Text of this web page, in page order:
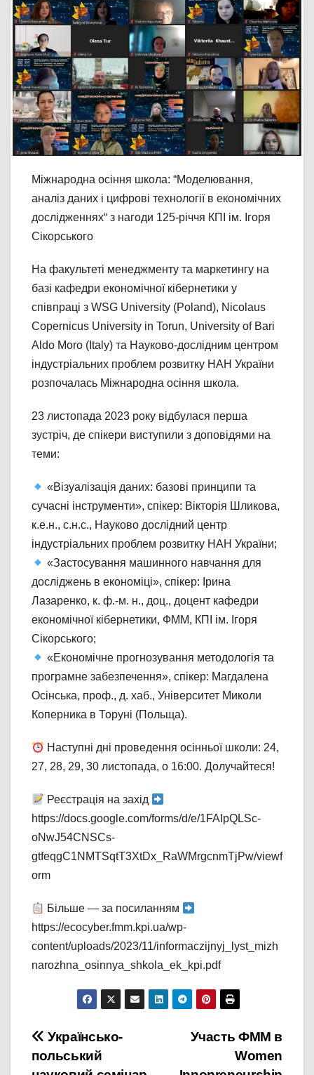
Міжнародна осіння школа: “Моделювання,
аналіз даних і цифрові технології в економічних
дослідженнях“ з нагоди 125-річчя КПІ ім. Ігоря
Сікорського
На факультеті менеджменту та маркетингу на
базі кафедри економічної кібернетики у
співпраці з WSG University (Poland), Nicolaus
Copernicus University in Torun, University of Bari
Aldo Moro (Italy) та Науково-дослідним центром
індустріальних проблем розвитку НАН України
розпочалась Міжнародна осіння школа.
23 листопада 2023 року відбулася перша
зустріч, де спікери виступили з доповідями на
теми:
«Візуалізація даних: базові принципи та
сучасні інструменти», спікер: Вікторія Шликова,
к.е.н., с.н.с., Науково дослідний центр
індустріальних проблем розвитку НАН України;
«Застосування машинного навчання для
досліджень в економіці», спікер: Ірина
Лазаренко, к. ф.-м. н., доц., доцент кафедри
економічної кібернетики, ФММ, КПІ ім. Ігоря
Сікорського;
«Економічне прогнозування методологія та
програмне забезпечення», спікер: Магдалена
Осінська, проф., д. хаб., Університет Миколи
Коперника в Торуні (Польща).
Наступні дні проведення осінньої школи: 24,
27, 28, 29, 30 листопада, о 16:00. Долучайтеся!
Реєстрація на захід
https://docs.google.com/forms/d/e/1FAIpQLSc-
oNwJ54CNSCs-
gtfeqgC1NMTSqtT3XtDx_RaWMrgcnmTjPw/viewf
orm
Більше — за посиланням
https://ecocyber.fmm.kpi.ua/wp-
content/uploads/2023/11/informaczijnyj_lyst_mizh
narozhna_osinnya_shkola_ek_kpi.pdf
Навігація
Участь ФММ в
Women
Українсько-
польський